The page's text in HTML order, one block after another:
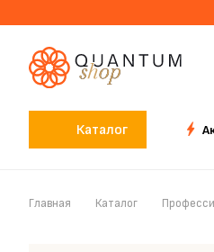
Каталог
Главная Каталог